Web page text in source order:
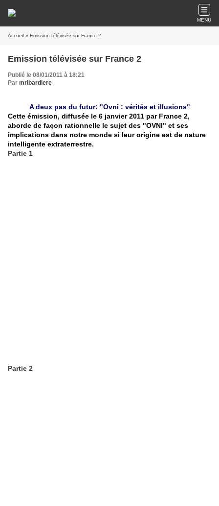
MENU
Accueil » Emission télévisée sur France 2
Emission télévisée sur France 2
Publié le 08/01/2011 à 18:21
Par mribardiere
A deux pas du futur: "Ovni : vérités et illusions"
Cette émission, diffusée le 6 janvier 2011 par France 2,
aborde de façon rationnelle le sujet des "OVNI" et ses
implications dans notre monde si leur origine est de nature
intelligente extraterrestre.
Partie 1
Partie 2